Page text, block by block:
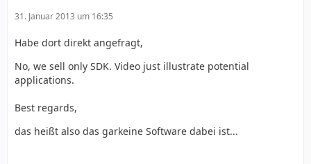
31. Januar 2013 um 16:35
Habe dort direkt angefragt,
No, we sell only SDK. Video just illustrate potential
applications.
Best regards,
das heißt also das garkeine Software dabei ist...